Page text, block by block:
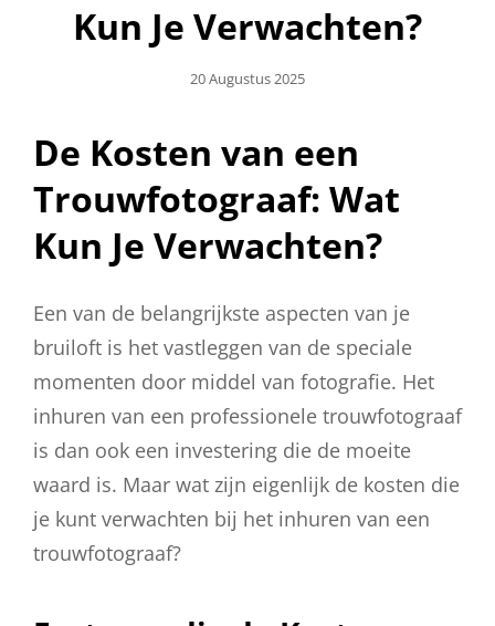
Kun Je Verwachten?
Geplaatst
20 Augustus 2025
De Kosten van een
Trouwfotograaf: Wat
Kun Je Verwachten?
Een van de belangrijkste aspecten van je
bruiloft is het vastleggen van de speciale
momenten door middel van fotografie. Het
inhuren van een professionele trouwfotograaf
is dan ook een investering die de moeite
waard is. Maar wat zijn eigenlijk de kosten die
je kunt verwachten bij het inhuren van een
trouwfotograaf?